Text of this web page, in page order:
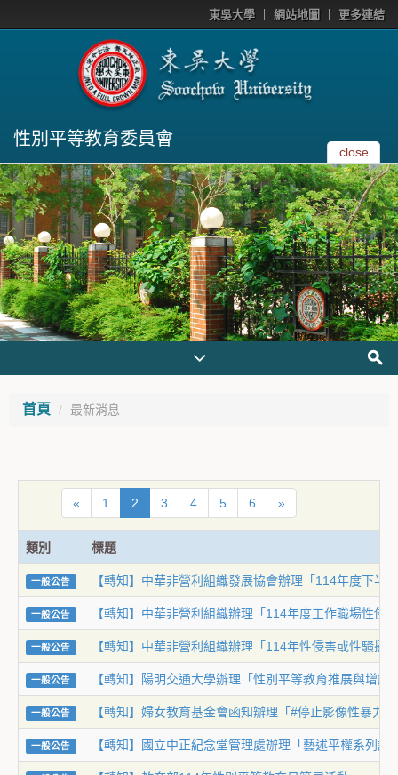
東吳大學 網站地圖 更多連結
性別平等教育委員會
close
首頁 最新消息
« 1 2 3 4 5 6 »
類別 標題
一般公告 【轉知】中華非營利組織發展協會辦理「114年度下
一般公告 【轉知】中華非營利組織辦理「114年度工作職場性
一般公告 【轉知】中華非營利組織辦理「114年性侵害或性騷擾
一般公告 【轉知】陽明交通大學辦理「性別平等教育推展與增
一般公告 【轉知】婦女教育基金會函知辦理「#停止影像性暴力
一般公告 【轉知】國立中正紀念堂管理處辦理「藝述平權系列講